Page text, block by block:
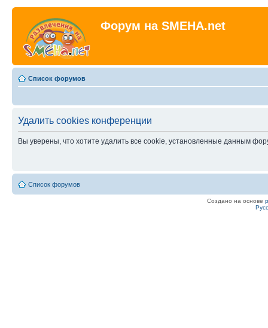
Форум на SMEHA.net
Список форумов
Удалить cookies конференции
Вы уверены, что хотите удалить все cookie, установленные данным
Список форумов
Создано на основе